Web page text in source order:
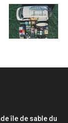
île de sable du